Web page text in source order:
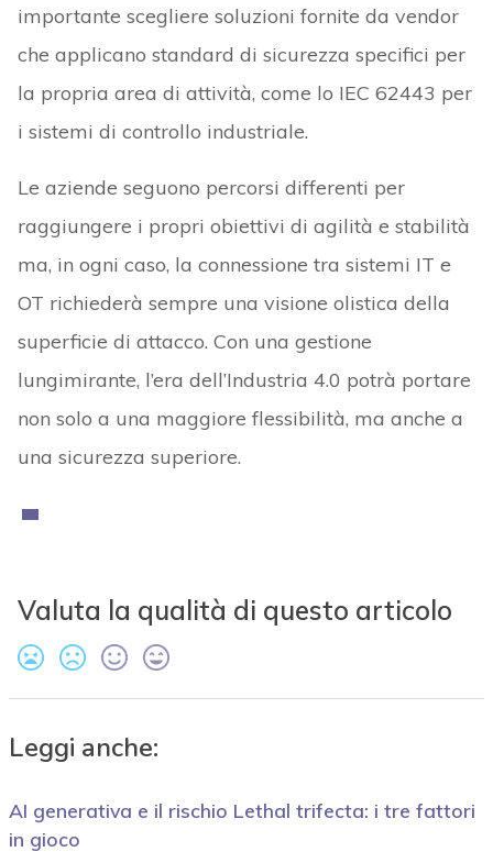
importante scegliere soluzioni fornite da vendor
che applicano standard di sicurezza specifici per
la propria area di attività, come lo IEC 62443 per
i sistemi di controllo industriale.
Le aziende seguono percorsi differenti per
raggiungere i propri obiettivi di agilità e stabilità
ma, in ogni caso, la connessione tra sistemi IT e
OT richiederà sempre una visione olistica della
superficie di attacco. Con una gestione
lungimirante, l’era dell’Industria 4.0 potrà portare
non solo a una maggiore flessibilità, ma anche a
una sicurezza superiore.
Valuta la qualità di questo articolo
Leggi anche:
AI generativa e il rischio Lethal trifecta: i tre fattori
in gioco